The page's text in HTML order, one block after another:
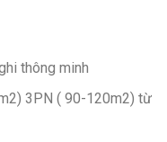
thông minh
3PN ( 90-120m2) từ